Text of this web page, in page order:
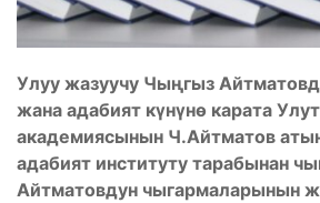
Улуу жазуучу Чыңгыз
жана адабият күнүнө карата
академиясынын Ч.Айтматов
адабият институту тарабынан
Айтматовдун чыгармаларынын